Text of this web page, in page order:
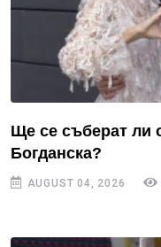
Ще се съберат ли
Богданска?
AUGUST 04, 2026